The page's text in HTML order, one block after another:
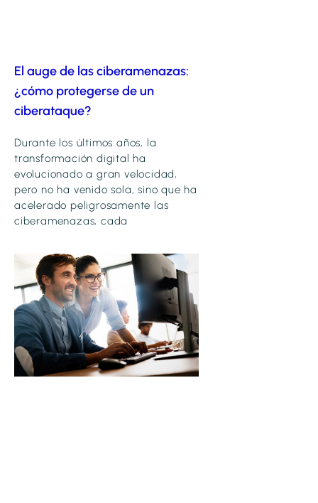
El auge de las ciberamenazas:
¿cómo protegerse de un
ciberataque?
Durante los últimos años, la
transformación digital ha
evolucionado a gran velocidad,
pero no ha venido sola, sino que ha
acelerado peligrosamente las
ciberamenazas, cada